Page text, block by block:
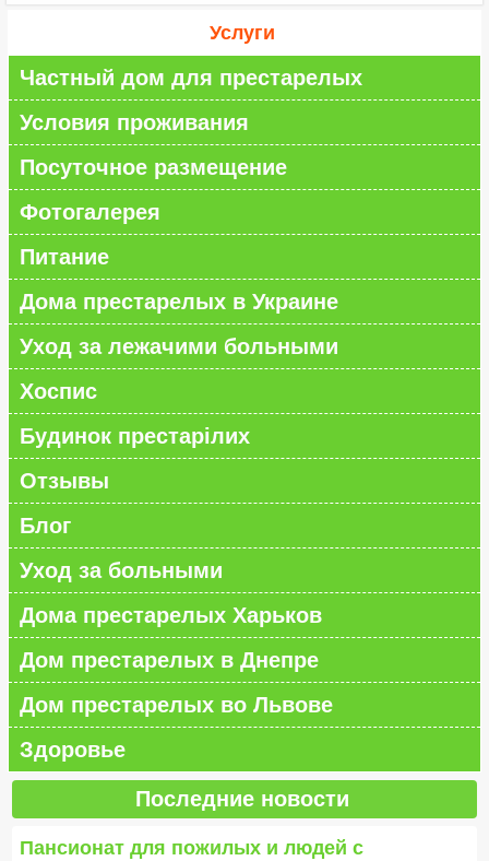
Услуги
Частный дом для престарелых
Условия проживания
Посуточное размещение
Фотогалерея
Питание
Дома престарелых в Украине
Уход за лежачими больными
Хоспис
Будинок престарілих
Отзывы
Блог
Уход за больными
Дома престарелых Харьков
Дом престарелых в Днепре
Дом престарелых во Львове
Здоровье
Последние новости
Пансионат для пожилых и людей с